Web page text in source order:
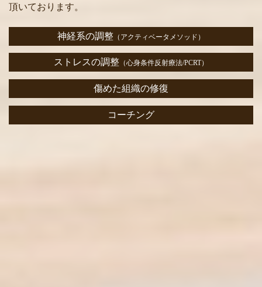
頂いております。
神経系の調整 （アクティベータメソッド）
ストレスの調整 （心身条件反射療法/PCRT）
傷めた組織の修復
コーチング